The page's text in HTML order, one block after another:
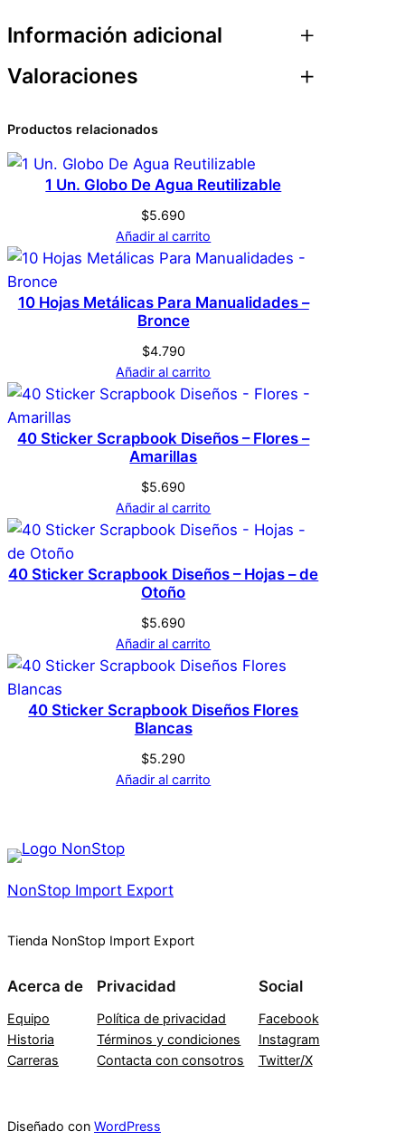
Información adicional
Atributos
Dimensiones
Marca Genérica
Color Cafe
Valoraciones
0 valoraciones en 40
Sticker Scrapbook
Diseños Mariposas
No hay valoraciones aún. Solo los usuarios
registrados que hayan comprado este
producto pueden hacer una valoración.
Productos relacionados
1 Un. Globo De Agua Reutilizable
$5.690
Añadir al carrito
10 Hojas Metálicas Para Manualidades –
Bronce
$4.790
Añadir al carrito
40 Sticker Scrapbook Diseños – Flores –
Amarillas
$5.690
Añadir al carrito
40 Sticker Scrapbook Diseños – Hojas – de
Otoño
$5.690
Añadir al carrito
40 Sticker Scrapbook Diseños Flores
Blancas
$5.290
Añadir al carrito
NonStop Import Export
Tienda NonStop Import Export
Acerca de
Equipo
Historia
Carreras
Privacidad
Política de privacidad
Términos y condiciones
Contacta con consotros
Social
Facebook
Instagram
Twitter/X
Diseñado con WordPress